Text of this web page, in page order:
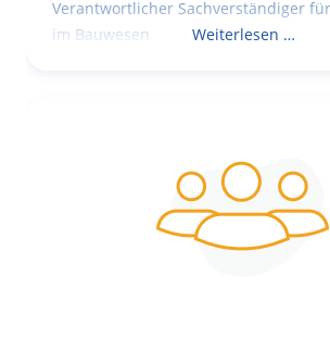
Verantwortlicher Sachverständiger
im Bauwesen
Weiterlesen …